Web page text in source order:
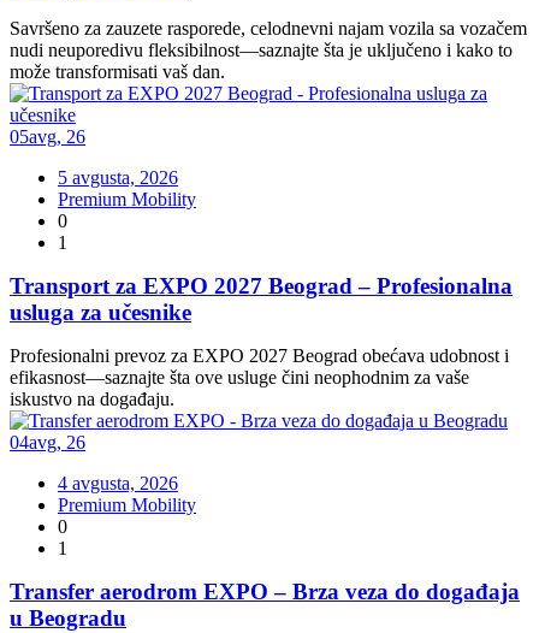
Savršeno za zauzete rasporede, celodnevni najam vozila sa vozačem
nudi neuporedivu fleksibilnost—saznajte šta je uključeno i kako to
može transformisati vaš dan.
05avg, 26
5 avgusta, 2026
Premium Mobility
0
1
Transport za EXPO 2027 Beograd – Profesionalna
usluga za učesnike
Profesionalni prevoz za EXPO 2027 Beograd obećava udobnost i
efikasnost—saznajte šta ove usluge čini neophodnim za vaše
iskustvo na događaju.
04avg, 26
4 avgusta, 2026
Premium Mobility
0
1
Transfer aerodrom EXPO – Brza veza do događaja
u Beogradu